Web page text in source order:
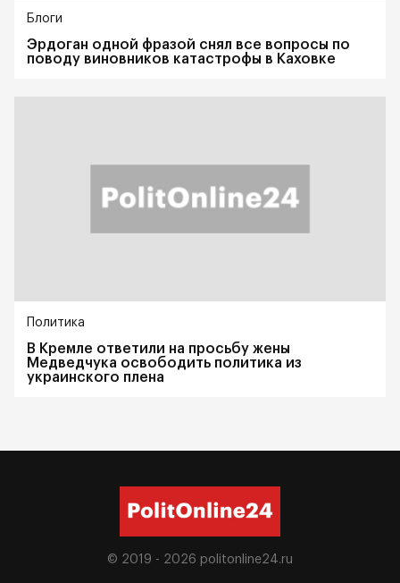
Блоги
Эрдоган одной фразой снял все вопросы по
поводу виновников катастрофы в Каховке
Политика
В Кремле ответили на просьбу жены
Медведчука освободить политика из
украинского плена
© 2019 - 2026 politonline24.ru